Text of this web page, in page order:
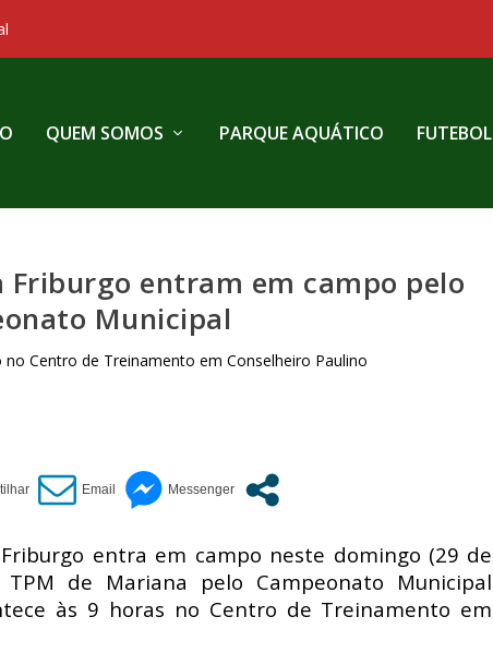
QUEM SOMOS PARQUE AQUÁTICO FUTEBOL
Friburgo entram em campo pelo
Municipal
Centro de Treinamento em Conselheiro Paulino
entra em campo neste domingo (29 de
de Mariana pelo Campeonato Municipal
às 9 horas no Centro de Treinamento em